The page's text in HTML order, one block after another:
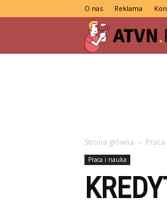
O nas Reklama
Strona główna
Praca i nauka